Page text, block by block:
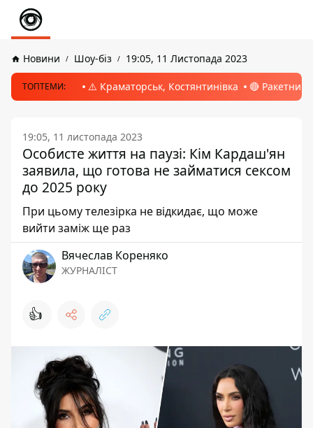
Новини Шоу-біз 19:05, 11 Листопада 2023
ТОПТЕМИ: ⚠️ Краматорськ, Костянтинівка 🔴 Ракетний
19:05, 11 листопада 2023
Особисте життя на паузі: Кім Кардаш'ян
заявила, що готова не займатися сексом
до 2025 року
При цьому телезірка не відкидає, що може
вийти заміж ще раз
Вячеслав Кореняко
ЖУРНАЛІСТ
👍